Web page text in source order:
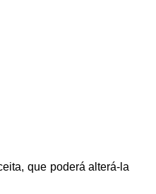
que poderá alterá-la